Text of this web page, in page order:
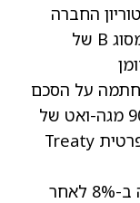
החברה
לרכישת כל המניות הרגילות והמניות מסוג B של
לאחר שחתמה על הסכם
לשלוש שנים לאספקת מינימום של 900 מגה-ואט של
מודולים סולאריים ליצרנית החשמל הפרטית Treaty
) עולה ב-8% לאחר